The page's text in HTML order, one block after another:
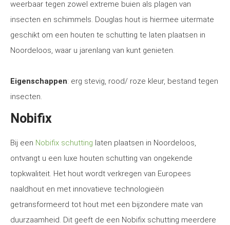
weerbaar tegen zowel extreme buien als plagen van
insecten en schimmels. Douglas hout is hiermee uitermate
geschikt om een houten te schutting te laten plaatsen in
Noordeloos, waar u jarenlang van kunt genieten.
Eigenschappen: erg stevig, rood/ roze kleur, bestand tegen
insecten.
Nobifix
Bij een Nobifix schutting laten plaatsen in Noordeloos,
ontvangt u een luxe houten schutting van ongekende
topkwaliteit. Het hout wordt verkregen van Europees
naaldhout en met innovatieve technologieën
getransformeerd tot hout met een bijzondere mate van
duurzaamheid. Dit geeft de een Nobifix schutting meerdere